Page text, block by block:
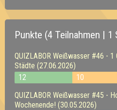
Punkte (4 Teilnahmen | 1
QUIZLABOR Weißwasser #46 - 1
Städte (27.06.2026)
12
10
QUIZLABOR Weißwasser #45 -
Wochenende! (30.05.2026)